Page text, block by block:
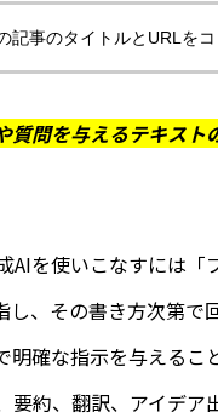
記事のタイトルとURLを
質問を与えるテキス
を使いこなすには「
、その書き方次第
確な指示を与えるこ
約、翻訳、アイデ